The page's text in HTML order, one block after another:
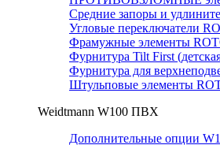
Средние запоры и
Угловые переключатели
Фрамужные элементы
Фурнитура Tilt First
Фурнитура для
Штульповые элементы
Weidtmann W100 ПВХ
Дополнительные опции